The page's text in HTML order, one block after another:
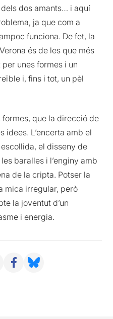
dos amants… i aquí
ja que com a
funciona. De fet, la
és de les que més
unes formes i un
i, fins i tot, un pèl
formes, que la direcció de
idees. L’encerta amb el
el disseny de
baralles i l’enginy amb
de la cripta. Potser la
mica irregular, però
la joventut d’un
i energia.